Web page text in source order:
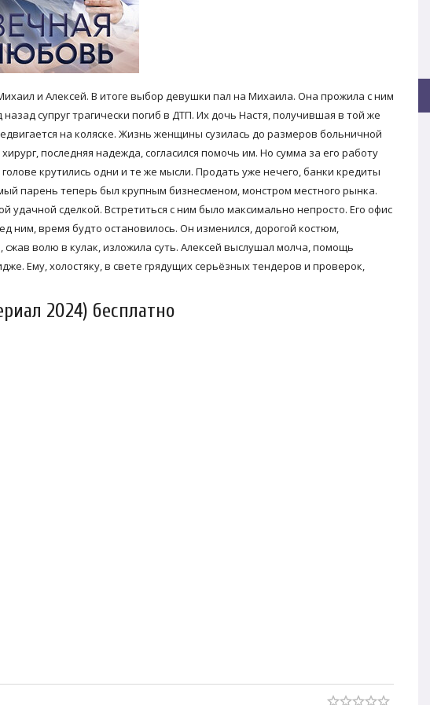
и Алексей. В итоге выбор девушки пал на Михаила. Она прожила с ним
супруг трагически погиб в ДТП. Их дочь Настя, получившая в той же
на коляске. Жизнь женщины сузилась до размеров больничной
последняя надежда, согласился помочь им. Но сумма за его работу
крутились одни и те же мысли. Продать уже нечего, банки кредиты
парень теперь был крупным бизнесменом, монстром местного рынка.
удачной сделкой. Встретиться с ним было максимально непросто. Его офис
ним, время будто остановилось. Он изменился, дорогой костюм,
сжав волю в кулак, изложила суть. Алексей выслушал молча, помощь
Ему, холостяку, в свете грядущих серьёзных тендеров и проверок,
2024) бесплатно